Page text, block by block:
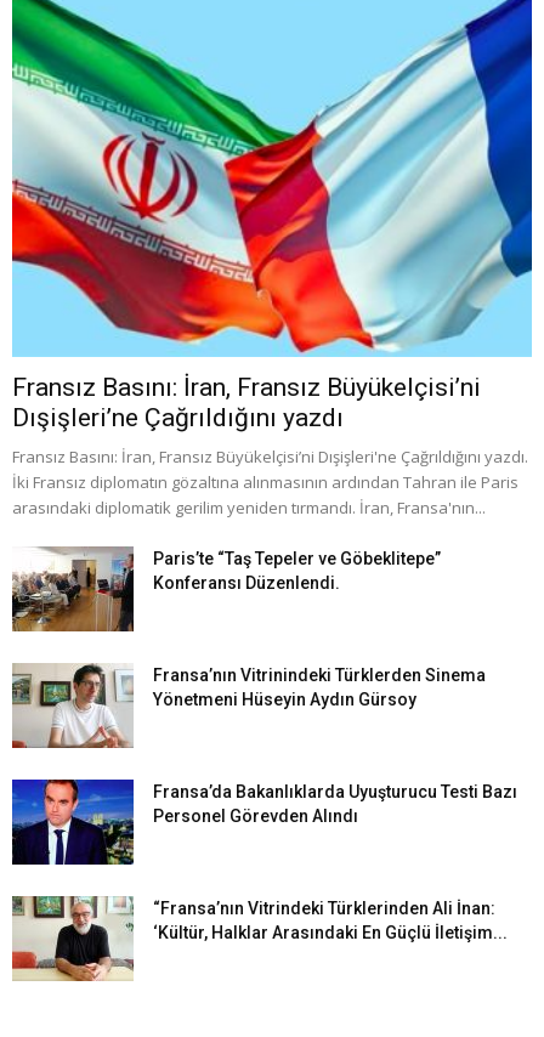
Fransız Basını: İran, Fransız Büyükelçisi’ni
Dışişleri’ne Çağrıldığını yazdı
Fransız Basını: İran, Fransız Büyükelçisi’ni Dışişleri'ne Çağrıldığını yazdı.
İki Fransız diplomatın gözaltına alınmasının ardından Tahran ile Paris
arasındaki diplomatik gerilim yeniden tırmandı. İran, Fransa'nın...
Paris’te “Taş Tepeler ve Göbeklitepe”
Konferansı Düzenlendi.
Fransa’nın Vitrinindeki Türklerden Sinema
Yönetmeni Hüseyin Aydın Gürsoy
Fransa’da Bakanlıklarda Uyuşturucu Testi Bazı
Personel Görevden Alındı
“Fransa’nın Vitrindeki Türklerinden Ali İnan:
‘Kültür, Halklar Arasındaki En Güçlü İletişim...